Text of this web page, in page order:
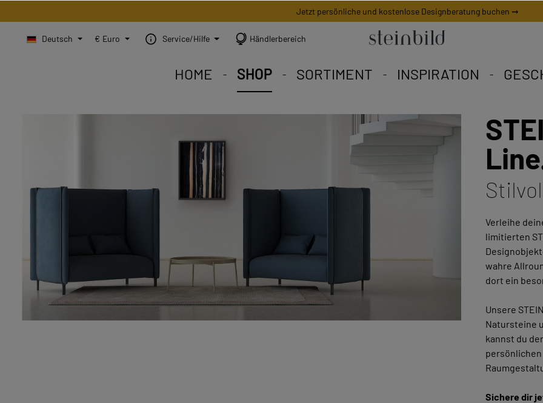
Jetzt persönliche und kostenlose Designberatung buchen ➞
Deutsch € Euro Service/Hilfe Händlerbereich
HOME SHOP SORTIMENT INSPIRATION
STEINBILD Shop. Jedes Bild ist ein weltweites
STEINBILD Sortiment. Eine Vielfalt zum Verlieben.
STEINBILD B2B. Maßgeschneiderte Angebote.
Verleihe
limitierten
wahre
dort ein
Unsere
Natursteine
kannst du
Sichere dir